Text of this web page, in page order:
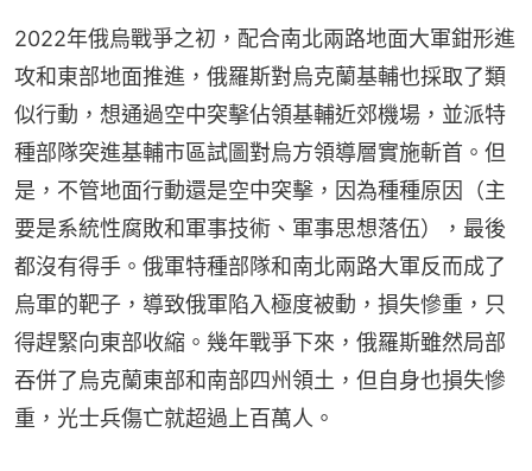
2022年俄烏戰爭之初，配合南北兩路地面大軍鉗形進
攻和東部地面推進，俄羅斯對烏克蘭基輔也採取了類
似行動，想通過空中突擊佔領基輔近郊機場，並派特
種部隊突進基輔市區試圖對烏方領導層實施斬首。但
是，不管地面行動還是空中突擊，因為種種原因（主
要是系統性腐敗和軍事技術、軍事思想落伍），最後
都沒有得手。俄軍特種部隊和南北兩路大軍反而成了
烏軍的靶子，導致俄軍陷入極度被動，損失慘重，只
得趕緊向東部收縮。幾年戰爭下來，俄羅斯雖然局部
吞併了烏克蘭東部和南部四州領土，但自身也損失慘
重，光士兵傷亡就超過上百萬人。